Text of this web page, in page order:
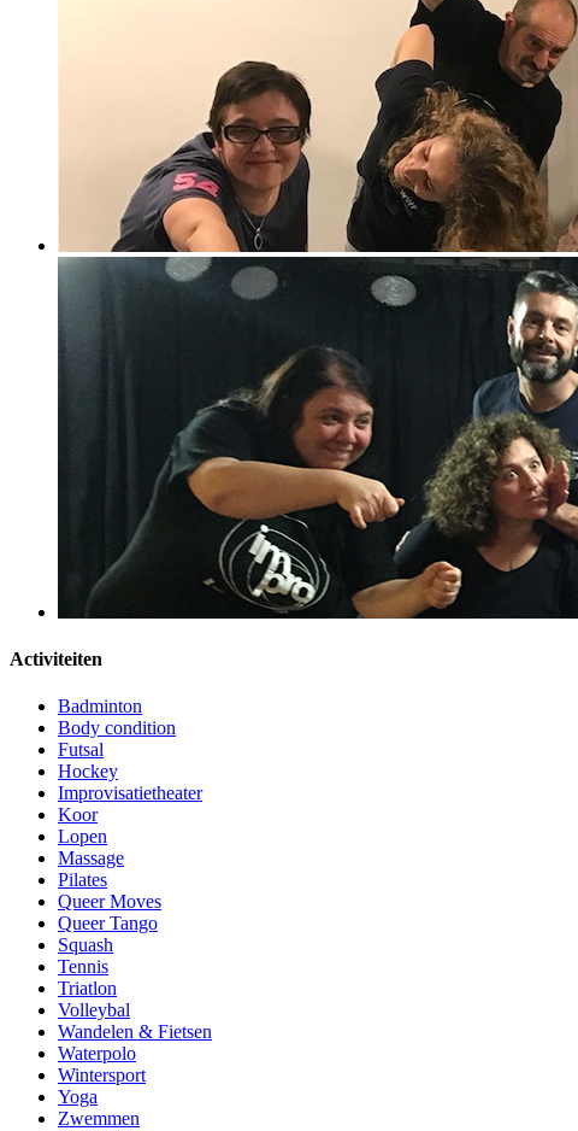
Activiteiten
Badminton
Body condition
Futsal
Hockey
Improvisatietheater
Koor
Lopen
Massage
Pilates
Queer Moves
Queer Tango
Squash
Tennis
Triatlon
Volleybal
Wandelen & Fietsen
Waterpolo
Wintersport
Yoga
Zwemmen